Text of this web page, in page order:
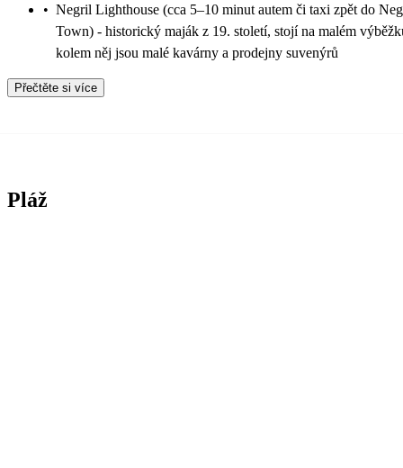
• Negril Lighthouse (cca 5–10 minut autem či taxi zpět do
Town) - historický maják z 19. století, stojí na malém
kolem něj jsou malé kavárny a prodejny suvenýrů
Přečtěte si více
Pláž